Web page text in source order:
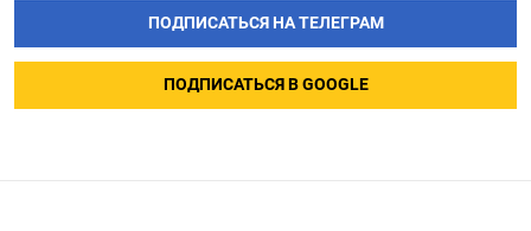
ПОДПИСАТЬСЯ НА ТЕЛЕГРАМ
ПОДПИСАТЬСЯ В GOOGLE